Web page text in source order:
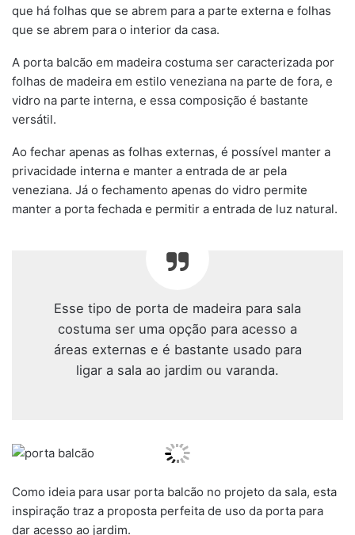
que há folhas que se abrem para a parte externa e folhas
que se abrem para o interior da casa.
A porta balcão em madeira costuma ser caracterizada por
folhas de madeira em estilo veneziana na parte de fora, e
vidro na parte interna, e essa composição é bastante
versátil.
Ao fechar apenas as folhas externas, é possível manter a
privacidade interna e manter a entrada de ar pela
veneziana. Já o fechamento apenas do vidro permite
manter a porta fechada e permitir a entrada de luz natural.
Esse tipo de porta de madeira para sala
costuma ser uma opção para acesso a
áreas externas e é bastante usado para
ligar a sala ao jardim ou varanda.
Como ideia para usar porta balcão no projeto da sala, esta
inspiração traz a proposta perfeita de uso da porta para
dar acesso ao jardim.